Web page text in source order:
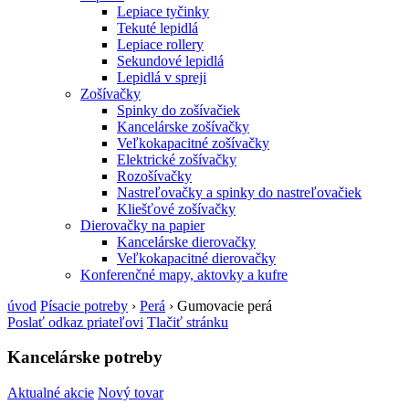
Lepiace tyčinky
Tekuté lepidlá
Lepiace rollery
Sekundové lepidlá
Lepidlá v spreji
Zošívačky
Spinky do zošívačiek
Kancelárske zošívačky
Veľkokapacitné zošívačky
Elektrické zošívačky
Rozošívačky
Nastreľovačky a spinky do nastreľovačiek
Kliešťové zošívačky
Dierovačky na papier
Kancelárske dierovačky
Veľkokapacitné dierovačky
Konferenčné mapy, aktovky a kufre
úvod Písacie potreby › Perá › Gumovacie perá
Poslať odkaz priateľovi Tlačiť stránku
Kancelárske potreby
Aktualné akcie Nový tovar